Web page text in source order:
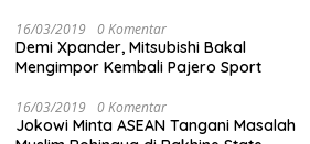
16/03/2019 0 Komentar
Demi Xpander, Mitsubishi Bakal
Mengimpor Kembali Pajero Sport
16/03/2019 0 Komentar
Jokowi Minta ASEAN Tangani Masalah